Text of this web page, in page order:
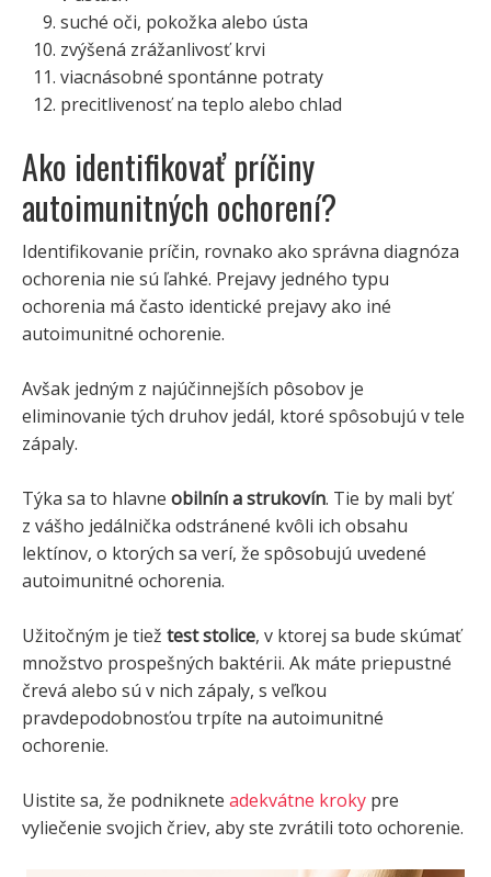
suché oči, pokožka alebo ústa
zvýšená zrážanlivosť krvi
viacnásobné spontánne potraty
precitlivenosť na teplo alebo chlad
Ako identifikovať príčiny
autoimunitných ochorení?
Identifikovanie príčin, rovnako ako správna diagnóza
ochorenia nie sú ľahké. Prejavy jedného typu
ochorenia má často identické prejavy ako iné
autoimunitné ochorenie.
Avšak jedným z najúčinnejších pôsobov je
eliminovanie tých druhov jedál, ktoré spôsobujú v tele
zápaly.
Týka sa to hlavne obilnín a strukovín. Tie by mali byť
z vášho jedálnička odstránené kvôli ich obsahu
lektínov, o ktorých sa verí, že spôsobujú uvedené
autoimunitné ochorenia.
Užitočným je tiež test stolice, v ktorej sa bude skúmať
množstvo prospešných baktérii. Ak máte priepustné
črevá alebo sú v nich zápaly, s veľkou
pravdepodobnosťou trpíte na autoimunitné
ochorenie.
Uistite sa, že podniknete adekvátne kroky pre
vyliečenie svojich čriev, aby ste zvrátili toto ochorenie.